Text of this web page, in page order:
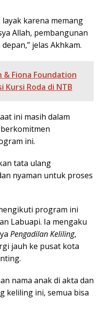
karena memang
Allah, pembangunan
jelas Akhkam.
& Fiona Foundation
Kursi Roda di NTB
ini masih dalam
ini.
tata ulang
nyaman untuk proses
program ini
Labuapi. Ia mengaku
Pengadilan Keliling,
jauh ke pusat kota
nama anak di akta dan
keliling ini, semua bisa